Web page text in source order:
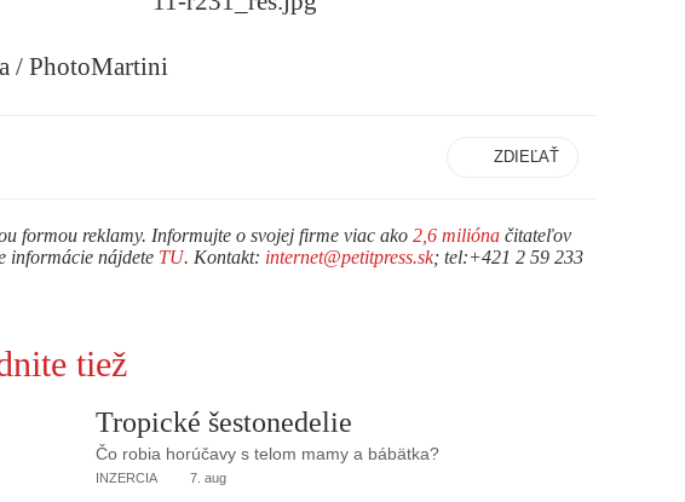
/ PhotoMartini
ZDIEĽAŤ
formou reklamy. Informujte o svojej firme viac ako 2,6 milióna čitateľov
informácie nájdete TU. Kontakt: internet@petitpress.sk; tel:+421 2 59 233
tiež
Tropické šestonedelie
Čo robia horúčavy s telom mamy a bábätka?
INZERCIA 7. aug